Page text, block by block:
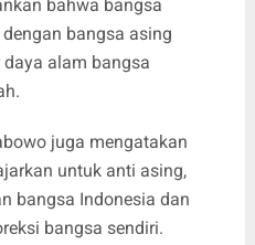
bahwa bangsa
bangsa asing
alam bangsa
juga mengatakan
untuk anti asing,
bangsa Indonesia dan
bangsa sendiri.